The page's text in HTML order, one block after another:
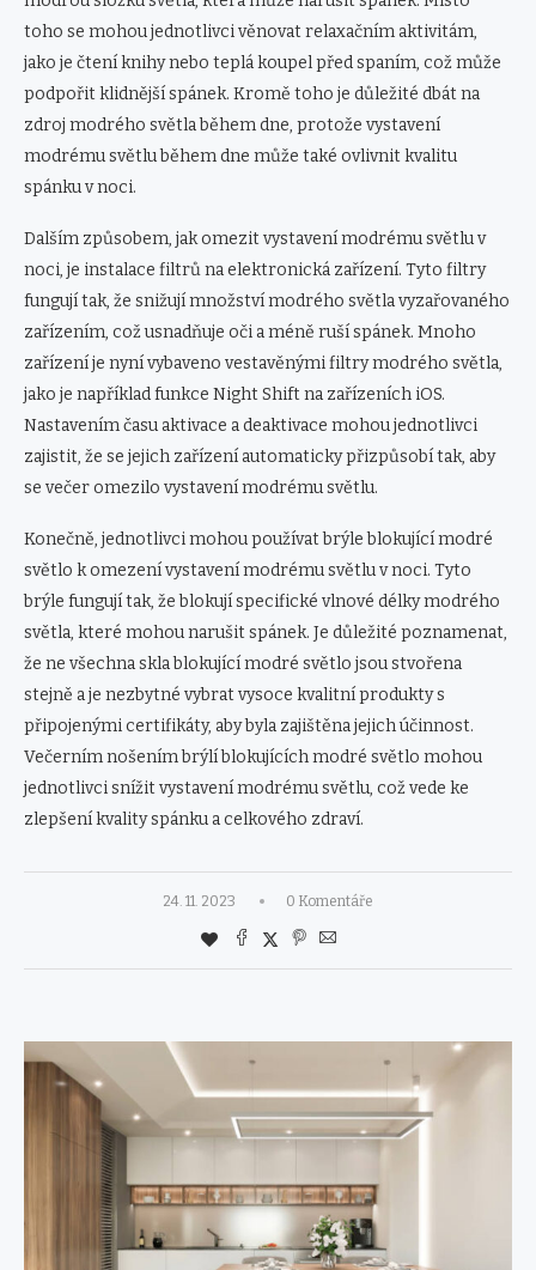
toho se mohou jednotlivci věnovat relaxačním aktivitám,
jako je čtení knihy nebo teplá koupel před spaním, což může
podpořit klidnější spánek. Kromě toho je důležité dbát na
zdroj modrého světla během dne, protože vystavení
modrému světlu během dne může také ovlivnit kvalitu
spánku v noci.
Dalším způsobem, jak omezit vystavení modrému světlu v
noci, je instalace filtrů na elektronická zařízení. Tyto filtry
fungují tak, že snižují množství modrého světla vyzařovaného
zařízením, což usnadňuje oči a méně ruší spánek. Mnoho
zařízení je nyní vybaveno vestavěnými filtry modrého světla,
jako je například funkce Night Shift na zařízeních iOS.
Nastavením času aktivace a deaktivace mohou jednotlivci
zajistit, že se jejich zařízení automaticky přizpůsobí tak, aby
se večer omezilo vystavení modrému světlu.
Konečně, jednotlivci mohou používat brýle blokující modré
světlo k omezení vystavení modrému světlu v noci. Tyto
brýle fungují tak, že blokují specifické vlnové délky modrého
světla, které mohou narušit spánek. Je důležité poznamenat,
že ne všechna skla blokující modré světlo jsou stvořena
stejně a je nezbytné vybrat vysoce kvalitní produkty s
připojenými certifikáty, aby byla zajištěna jejich účinnost.
Večerním nošením brýlí blokujících modré světlo mohou
jednotlivci snížit vystavení modrému světlu, což vede ke
zlepšení kvality spánku a celkového zdraví.
24. 11. 2023 0 Komentáře